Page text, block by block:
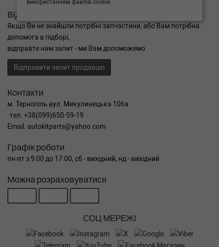
Відправити запит
Якщо Ви не знайшли потрібні запчастини, або Вам потрібна
допомога в підборі,
відправте нам запит - ми Вам допоможемо
Відправити запит продавцю
Контакти
м. Тернопіль вул. Микулинецька 106а
тел. +38(099)650-59-19
Email. autokitparts@yahoo.com
Графік роботи
пн-пт з 9:00 до 17:00, сб - вихідний, нд - вихідний
Можна розраховуватися
СОЦ МЕРЕЖІ
використанням файлів cookie.